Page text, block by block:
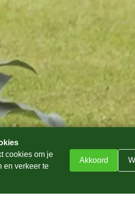
onderhoudscontracten
verzorgd tuin zonder zorgen
op maat
van beplantingen en
verzorgde tuin?
cookies om je
en verkeer te
Akkoord